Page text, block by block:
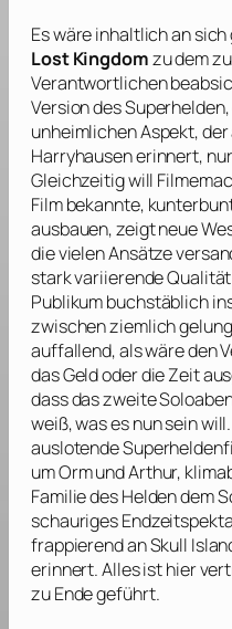
Es wäre inhaltlich an
Lost Kingdomzu dem
Verantwortlichen
Version des
unheimlichen Aspekt,
Harryhausenerinnert,
Gleichzeitig will
Film bekannte,
ausbauen, zeigt neue
die vielen Ansätze
stark variierende
Publikum buchstäblich
zwischen ziemlich
auffallend, als wäre den
das Geld oder die Zeit
dass das zweite
weiß, was es nun sein
auslotende
um Orm und Arthur,
Familie des Helden dem
schauriges
frappierend an Skull
erinnert. Alles ist hier
zu Ende geführt.